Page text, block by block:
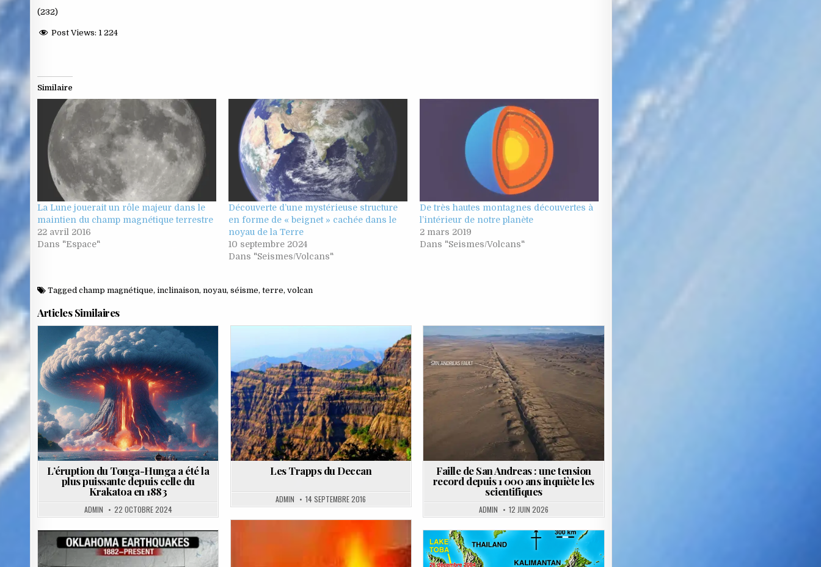
(232)
Post Views: 1 224
Similaire
La Lune jouerait un rôle majeur dans le
maintien du champ magnétique terrestre
22 avril 2016
Dans "Espace"
Découverte d’une mystérieuse structure
en forme de « beignet » cachée dans le
noyau de la Terre
10 septembre 2024
Dans "Seismes/Volcans"
De très hautes montagnes découvertes à
l’intérieur de notre planète
2 mars 2019
Dans "Seismes/Volcans"
Taggedchamp magnétique,inclinaison,noyau,séisme,terre,volcan
Articles Similaires
Posted
in
L’éruption du Tonga-Hunga a été la
plus puissante depuis celle du
Krakatoa en 1883
ADMIN 22 OCTOBRE 2024
Posted
in
Les Trapps du Deccan
ADMIN 14 SEPTEMBRE 2016
Posted
in
Faille de San Andreas : une tension
record depuis 1 000 ans inquiète les
scientifiques
ADMIN 12 JUIN 2026
Posted